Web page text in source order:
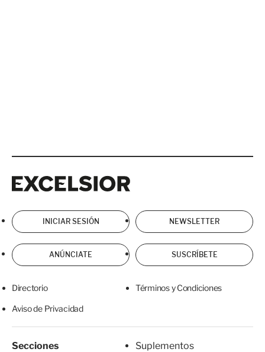
INICIAR SESIÓN NEWSLETTER
ANÚNCIATE SUSCRÍBETE
Directorio Términos y Condiciones
Aviso de Privacidad
Secciones
Suplementos